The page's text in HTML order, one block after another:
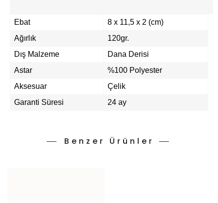
Ebat
8 x 11,5 x 2 (cm)
Ağırlık
120gr.
Dış Malzeme
Dana Derisi
Astar
%100 Polyester
Aksesuar
Çelik
Garanti Süresi
24 ay
Benzer Ürünler